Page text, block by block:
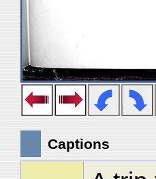
Captions